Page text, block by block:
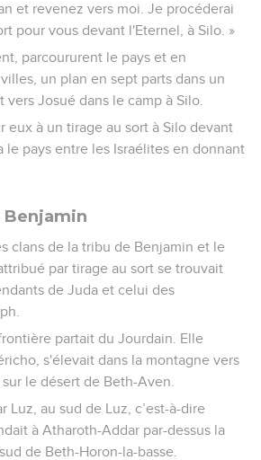
et revenez vers moi. Je procéderai
pour vous devant l'Eternel, à Silo. »
parcoururent le pays et en
un plan en sept parts dans un
Josué dans le camp à Silo.
eux à un tirage au sort à Silo devant
le pays entre les Israélites en donnant
clans de la tribu de Benjamin et le
par tirage au sort se trouvait
de Juda et celui des
partait du Jourdain. Elle
s'élevait dans la montagne vers
le désert de Beth-Aven.
Luz, au sud de Luz, c’est-à-dire
à Atharoth-Addar par-dessus la
de Beth-Horon-la-basse.